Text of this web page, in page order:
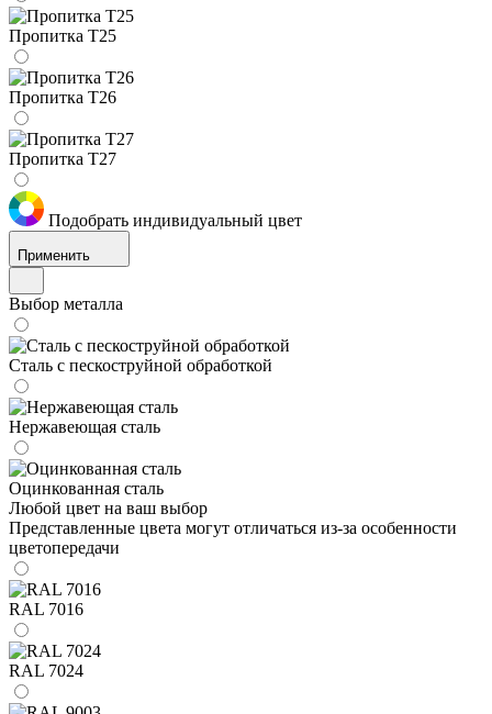
Пропитка Т25
Пропитка Т26
Пропитка Т27
Подобрать индивидуальный цвет
Применить
Выбор металла
Сталь с пескоструйной обработкой
Нержавеющая сталь
Оцинкованная сталь
Любой цвет на ваш выбор
Представленные цвета могут отличаться из-за особенности
цветопередачи
RAL 7016
RAL 7024